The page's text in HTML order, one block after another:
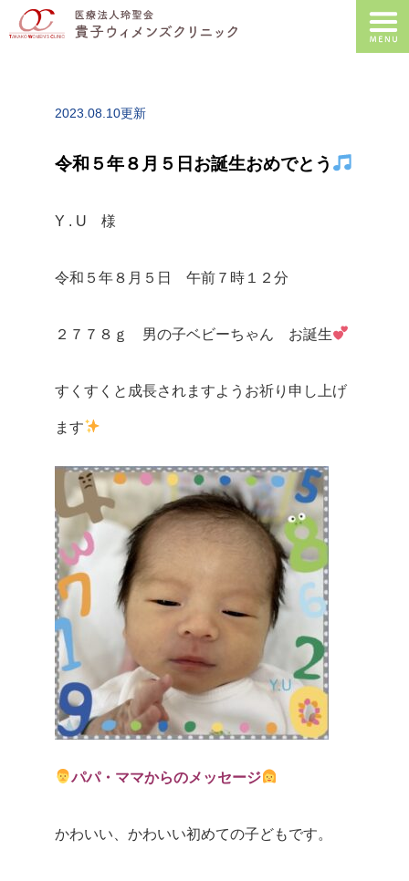
2023.08.10更新
令和５年８月５日お誕生おめでとう
Y . U 様
令和５年８月５日 午前７時１２分
２７７８ｇ 男の子ベビーちゃん お誕生
すくすくと成長されますようお祈り申し上げ
ます
パパ・ママからのメッセージ
かわいい、かわいい初めての子どもです。